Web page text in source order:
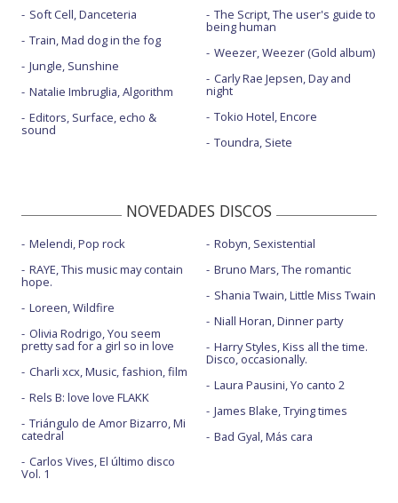
Soft Cell, Danceteria
Train, Mad dog in the fog
Jungle, Sunshine
Natalie Imbruglia, Algorithm
Editors, Surface, echo &
sound
The Script, The user's guide to
being human
Weezer, Weezer (Gold album)
Carly Rae Jepsen, Day and
night
Tokio Hotel, Encore
Toundra, Siete
NOVEDADES DISCOS
Melendi, Pop rock
RAYE, This music may contain
hope.
Loreen, Wildfire
Olivia Rodrigo, You seem
pretty sad for a girl so in love
Charli xcx, Music, fashion, film
Rels B: love love FLAKK
Triángulo de Amor Bizarro, Mi
catedral
Carlos Vives, El último disco
Vol. 1
Robyn, Sexistential
Bruno Mars, The romantic
Shania Twain, Little Miss Twain
Niall Horan, Dinner party
Harry Styles, Kiss all the time.
Disco, occasionally.
Laura Pausini, Yo canto 2
James Blake, Trying times
Bad Gyal, Más cara